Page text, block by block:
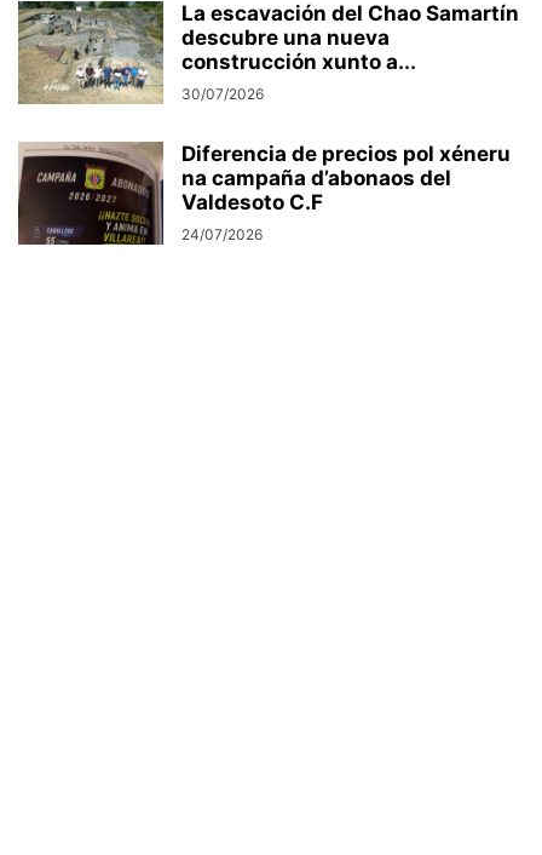
La escavación del Chao Samartín
descubre una nueva
construcción xunto a...
30/07/2026
Diferencia de precios pol xéneru
na campaña d’abonaos del
Valdesoto C.F
24/07/2026